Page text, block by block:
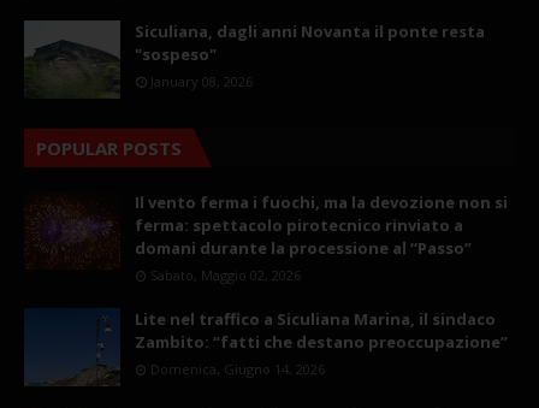
Siculiana, dagli anni Novanta il ponte resta
"sospeso"
January 08, 2026
POPULAR POSTS
Il vento ferma i fuochi, ma la devozione non si
ferma: spettacolo pirotecnico rinviato a
domani durante la processione al “Passo”
Sabato, Maggio 02, 2026
Lite nel traffico a Siculiana Marina, il sindaco
Zambito: “fatti che destano preoccupazione”
Domenica, Giugno 14, 2026